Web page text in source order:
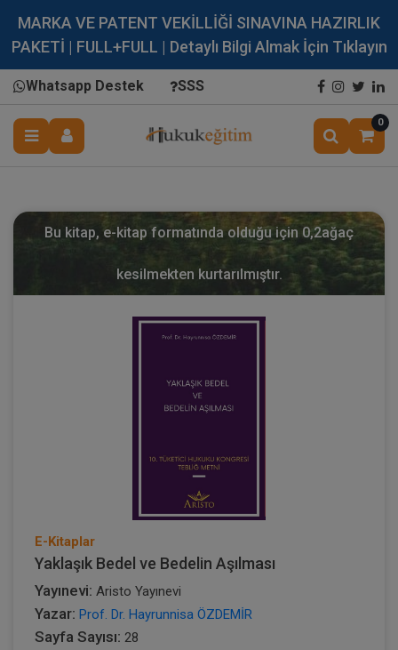
MARKA VE PATENT VEKİLLİĞİ SINAVINA HAZIRLIK
PAKETİ | FULL+FULL | Detaylı Bilgi Almak İçin Tıklayın
Whatsapp Destek SSS
0
Bu kitap, e-kitap formatında olduğu için 0,2ağaç
kesilmekten kurtarılmıştır.
E-Kitaplar
Yaklaşık Bedel ve Bedelin Aşılması
Yayınevi: Aristo Yayınevi
Yazar: Prof. Dr. Hayrunnisa ÖZDEMİR
Sayfa Sayısı: 28